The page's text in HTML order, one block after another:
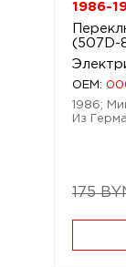
1986-
(507D-
OEM:
1986;
Из
175